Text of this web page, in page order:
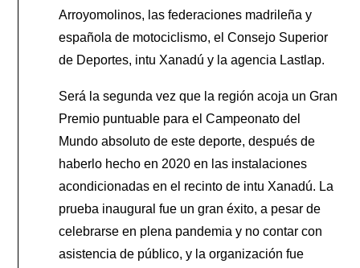
Arroyomolinos, las federaciones madrileña y
española de motociclismo, el Consejo Superior
de Deportes, intu Xanadú y la agencia Lastlap.
Será la segunda vez que la región acoja un Gran
Premio puntuable para el Campeonato del
Mundo absoluto de este deporte, después de
haberlo hecho en 2020 en las instalaciones
acondicionadas en el recinto de intu Xanadú. La
prueba inaugural fue un gran éxito, a pesar de
celebrarse en plena pandemia y no contar con
asistencia de público, y la organización fue